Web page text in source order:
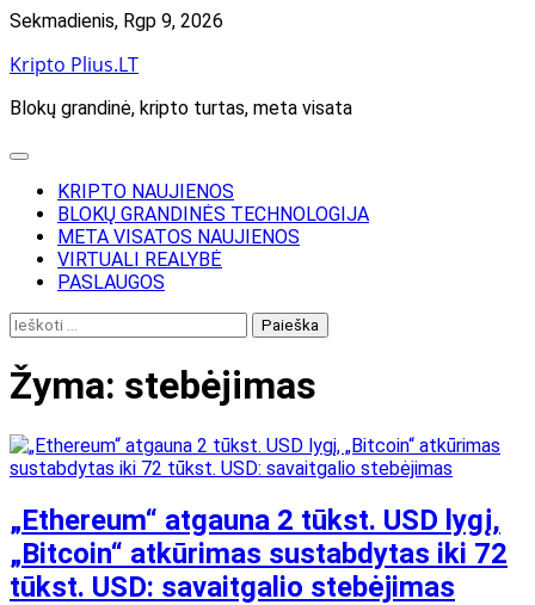
Skip
content
Sekmadienis, Rgp 9, 2026
Kripto Plius.LT
Blokų grandinė, kripto turtas, meta visata
KRIPTO NAUJIENOS
BLOKŲ GRANDINĖS TECHNOLOGIJA
META VISATOS NAUJIENOS
VIRTUALI REALYBĖ
PASLAUGOS
Ieškoti:
Žyma: stebėjimas
„Ethereum“ atgauna 2 tūkst. USD lygį,
„Bitcoin“ atkūrimas sustabdytas iki 72
tūkst. USD: savaitgalio stebėjimas